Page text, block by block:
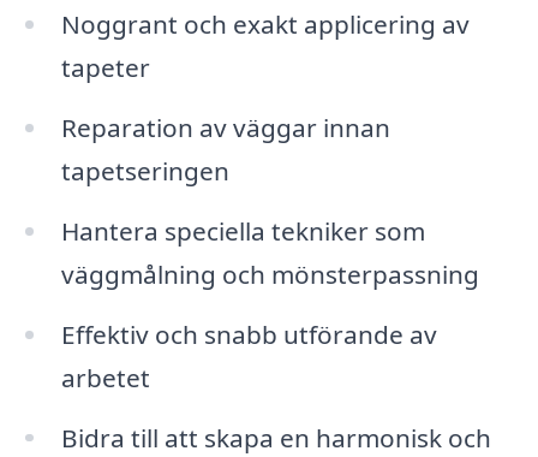
Noggrant och exakt applicering av
tapeter
Reparation av väggar innan
tapetseringen
Hantera speciella tekniker som
väggmålning och mönsterpassning
Effektiv och snabb utförande av
arbetet
Bidra till att skapa en harmonisk och